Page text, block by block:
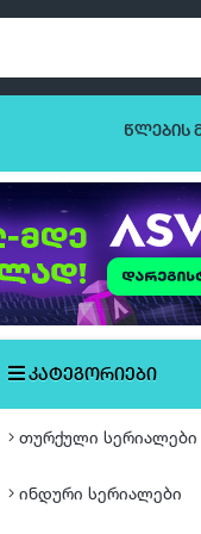
ბოევიკი
ეროტიული
ისტორიული
მძაფრ-
უკრაინული
წლების
კატეგორიები
თურქული სერიალები
ინდური სერიალები